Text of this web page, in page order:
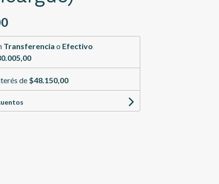
Transferencia o Efectivo
de $48.150,00